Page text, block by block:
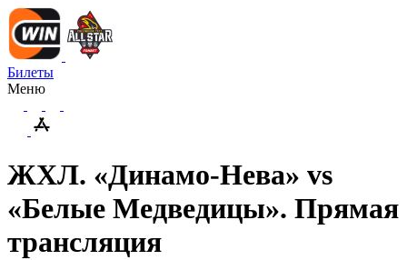
Билеты
Меню
ЖХЛ. «Динамо-Нева» vs
«Белые Медведицы». Прямая
трансляция